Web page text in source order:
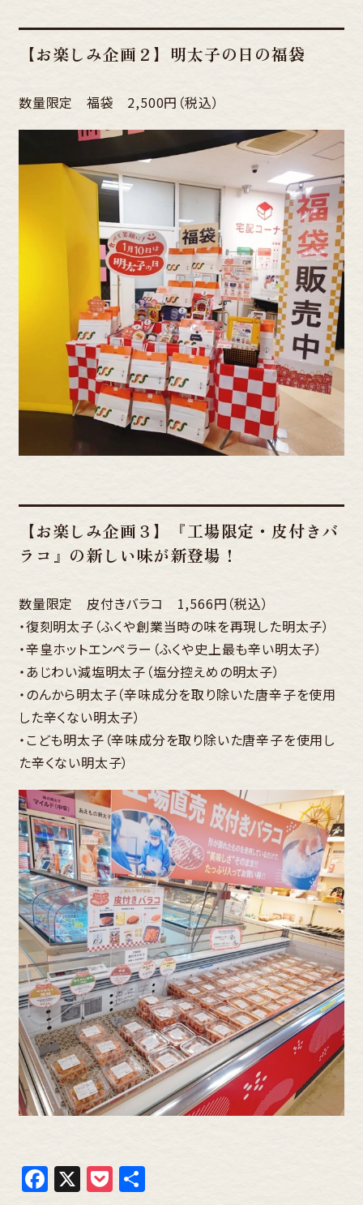
【お楽しみ企画２】明太子の日の福袋
数量限定 福袋 2,500円（税込）
【お楽しみ企画３】『工場限定・皮付きバ
ラコ』の新しい味が新登場！
数量限定 皮付きバラコ 1,566円（税込）
・復刻明太子（ふくや創業当時の味を再現した明太子）
・辛皇ホットエンペラー（ふくや史上最も辛い明太子）
・あじわい減塩明太子（塩分控えめの明太子）
・のんから明太子（辛味成分を取り除いた唐辛子を使用
した辛くない明太子）
・こども明太子（辛味成分を取り除いた唐辛子を使用し
た辛くない明太子）
Facebook
X Pocket
共